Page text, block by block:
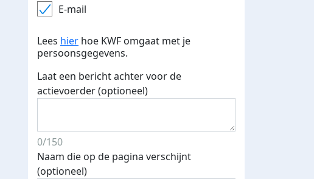
E-mail
Lees hier hoe KWF omgaat met je
persoonsgegevens.
Laat een bericht achter voor de
actievoerder (optioneel)
0/150
Naam die op de pagina verschijnt
(optioneel)